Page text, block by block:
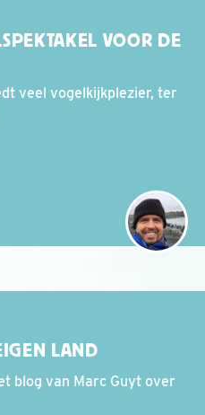
VOOR DE
veel vogelkijkplezier, ter
LAND
blog van Marc Guyt over